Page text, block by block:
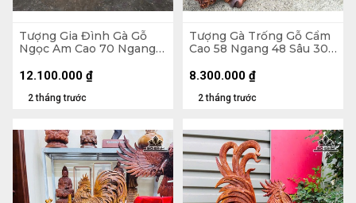
Tượng Gia Đình Gà Gỗ
Ngọc Am Cao 70 Ngang
2 tháng trước
12.100.000 ₫
Tượng Gà Trống Gỗ Cẩm
Cao 58 Ngang 48 Sâu 30
2 tháng trước
8.300.000 ₫